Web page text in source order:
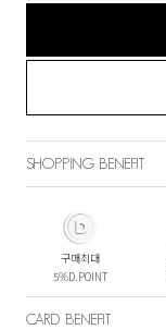
SHOPPING BENEFIT
구매최대
5%D.POINT
CARD BENEFIT